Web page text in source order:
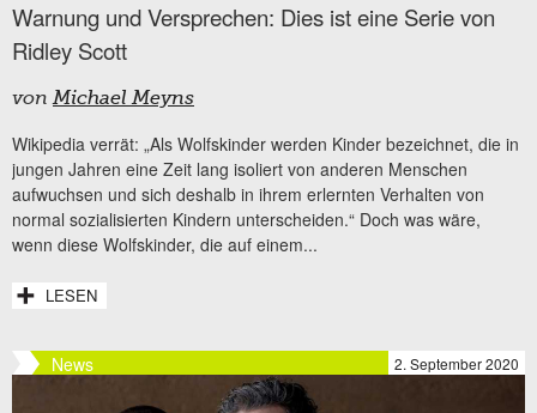
Warnung und Versprechen: Dies ist eine Serie von
Ridley Scott
vonMichael Meyns
Wikipedia verrät: „Als Wolfskinder werden Kinder bezeichnet, die in
jungen Jahren eine Zeit lang isoliert von anderen Menschen
aufwuchsen und sich deshalb in ihrem erlernten Verhalten von
normal sozialisierten Kindern unterscheiden.“ Doch was wäre,
wenn diese Wolfskinder, die auf einem...
LESEN
News 2. September 2020